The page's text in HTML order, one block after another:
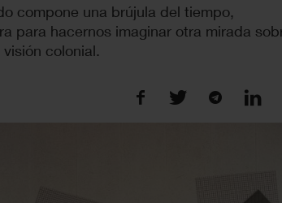
compone una brújula del tiempo,
para hacernos imaginar otra mirada
colonial.